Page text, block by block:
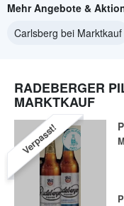
Mehr Angebote &
Carlsberg bei Marktkauf
RADEBERGER
MARKTKAUF
Verpasst!